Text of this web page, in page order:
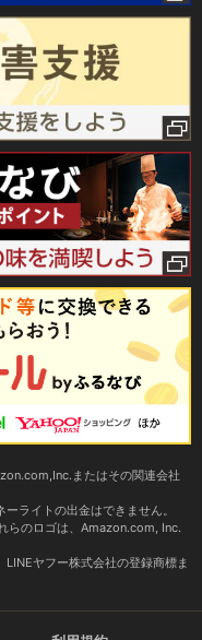
またはその関連会社
ライトの出金はできません。
らのロゴは、Amazon.com, Inc.
ヤフー株式会社の登録商標ま